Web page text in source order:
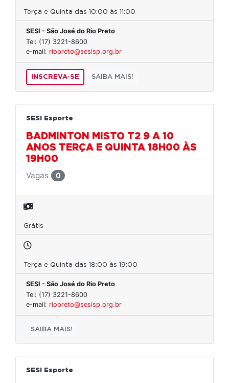
Terça e Quinta das 10:00 às 11:00
SESI - São José do Rio Preto
Tel: (17) 3221-8600
e-mail: riopreto@sesisp.org.br
INSCREVA-SE SAIBA MAIS!
SESI Esporte
BADMINTON MISTO T2 9 A 10
ANOS TERÇA E QUINTA 18H00 ÀS
19H00
Vagas
0
Grátis
Terça e Quinta das 18:00 às 19:00
SESI - São José do Rio Preto
Tel: (17) 3221-8600
e-mail: riopreto@sesisp.org.br
SAIBA MAIS!
SESI Esporte